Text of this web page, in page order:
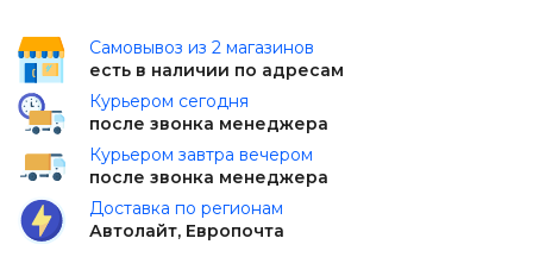
Самовывоз из 2 магазинов
есть в наличии по адресам
Курьером сегодня
после звонка менеджера
Курьером завтра вечером
после звонка менеджера
Доставка по регионам
Автолайт, Европочта